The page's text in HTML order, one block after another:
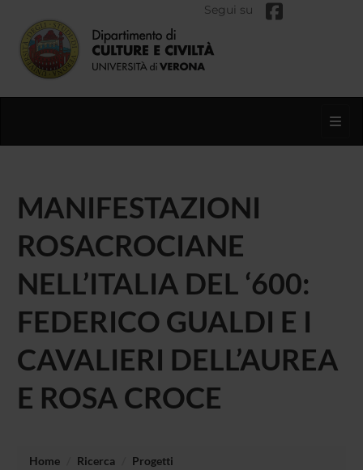
Segui su
MANIFESTAZIONI
ROSACROCIANE
NELL’ITALIA DEL ‘600:
FEDERICO GUALDI E I
CAVALIERI DELL’AUREA
E ROSA CROCE
Home Ricerca
Progetti